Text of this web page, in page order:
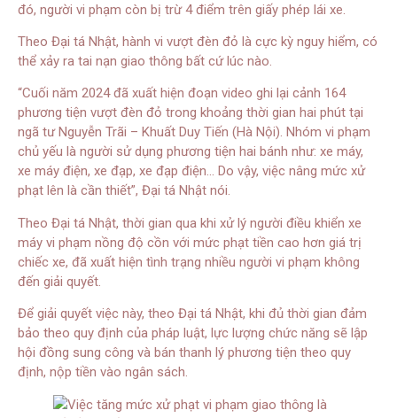
đó, người vi phạm còn bị trừ 4 điểm trên giấy phép lái xe.
Theo Đại tá Nhật, hành vi vượt đèn đỏ là cực kỳ nguy hiểm, có
thể xảy ra tai nạn giao thông bất cứ lúc nào.
“Cuối năm 2024 đã xuất hiện đoạn video ghi lại cảnh 164
phương tiện vượt đèn đỏ trong khoảng thời gian hai phút tại
ngã tư Nguyễn Trãi – Khuất Duy Tiến (Hà Nội). Nhóm vi phạm
chủ yếu là người sử dụng phương tiện hai bánh như: xe máy,
xe máy điện, xe đạp, xe đạp điện… Do vậy, việc nâng mức xử
phạt lên là cần thiết”, Đại tá Nhật nói.
Theo Đại tá Nhật, thời gian qua khi xử lý người điều khiển xe
máy vi phạm nồng độ cồn với mức phạt tiền cao hơn giá trị
chiếc xe, đã xuất hiện tình trạng nhiều người vi phạm không
đến giải quyết.
Để giải quyết việc này, theo Đại tá Nhật, khi đủ thời gian đảm
bảo theo quy định của pháp luật, lực lượng chức năng sẽ lập
hội đồng sung công và bán thanh lý phương tiện theo quy
định, nộp tiền vào ngân sách.